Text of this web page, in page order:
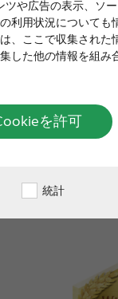
や広告の表示、ソ
利用状況について
、ここで収集され
た他の情報を組み
を許可
統計
た豊かな伝
ジ・コン
き、業界
リサウンド
す: